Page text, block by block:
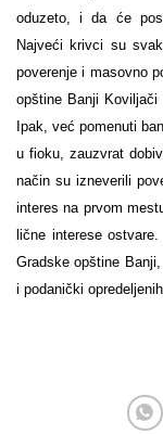
oduzeto, i da će
Najveći krivci su
poverenje i masovno
opštine Banji Koviljači
Ipak, već pomenuti
u fioku, zauzvrat
način su izneverili
interes na prvom
lične interese
Gradske opštine
i podanički opredeljenih